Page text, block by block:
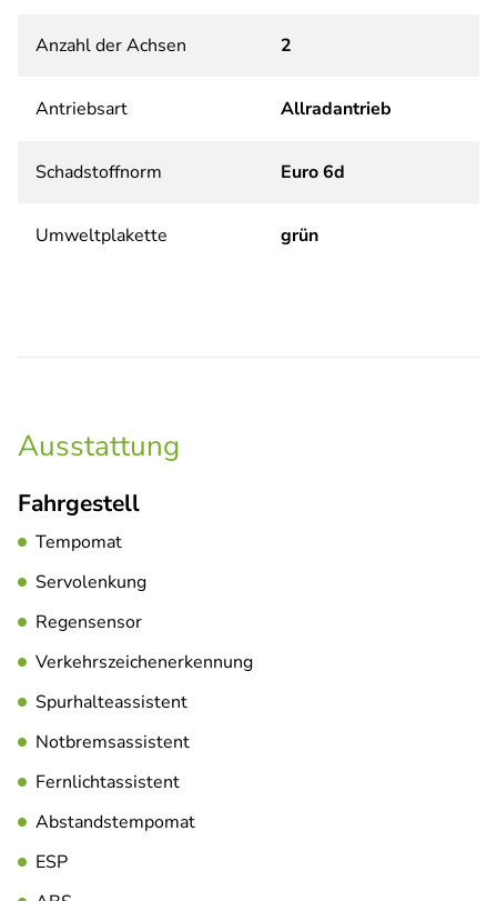
Anzahl der Achsen 2
Antriebsart Allradantrieb
Schadstoffnorm Euro 6d
Umweltplakette grün
Ausstattung
Fahrgestell
Tempomat
Servolenkung
Regensensor
Verkehrszeichenerkennung
Spurhalteassistent
Notbremsassistent
Fernlichtassistent
Abstandstempomat
ESP